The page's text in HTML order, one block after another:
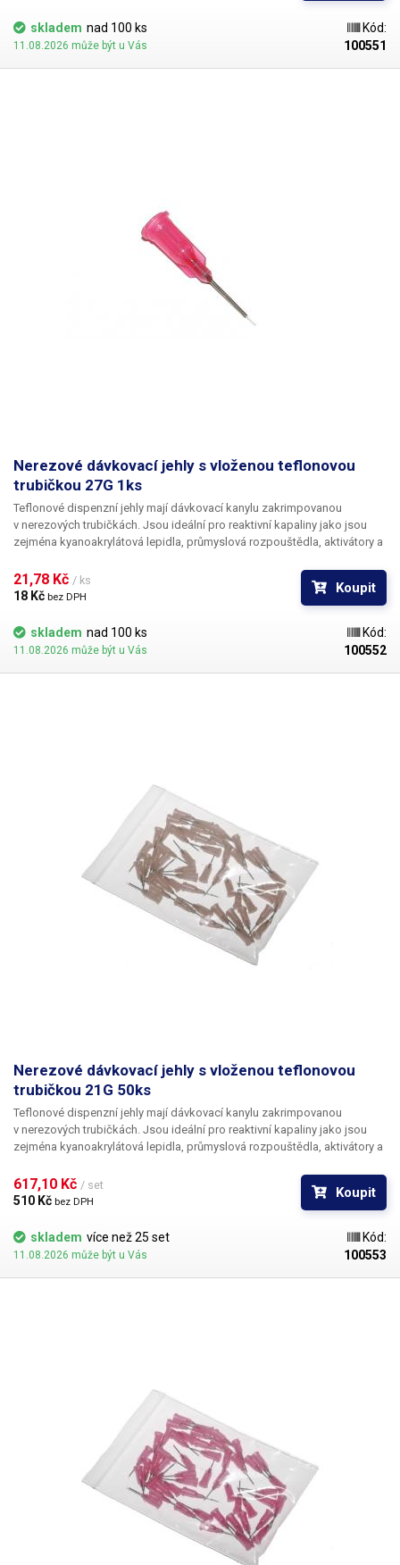
skladem nad 100 ks
11.08.2026 může být u Vás
Kód:
100551
Nerezové dávkovací jehly s vloženou teflonovou
trubičkou 27G 1ks
Teflonové dispenzní jehly mají dávkovací kanylu zakrimpovanou
v nerezových trubičkách. Jsou ideální pro reaktivní kapaliny jako jsou
zejména kyanoakrylátová lepidla, průmyslová rozpouštědla, aktivátory a
vykazuje ještě lepší vlastnosti než PP. Teflonové kanyly netrpí ucpáváním
kyanoakryláty ani při nesouvislém provozu.
21,78 Kč / ks
18 Kč bez DPH
Koupit
skladem nad 100 ks
11.08.2026 může být u Vás
Kód:
100552
Nerezové dávkovací jehly s vloženou teflonovou
trubičkou 21G 50ks
Teflonové dispenzní jehly mají dávkovací kanylu zakrimpovanou
v nerezových trubičkách. Jsou ideální pro reaktivní kapaliny jako jsou
zejména kyanoakrylátová lepidla, průmyslová rozpouštědla, aktivátory a
vykazuje ještě lepší vlastnosti než PP. Teflonové kanyly netrpí ucpáváním
kyanoakryláty ani při nesouvislém provozu.
617,10 Kč / set
510 Kč bez DPH
Koupit
skladem více než 25 set
11.08.2026 může být u Vás
Kód:
100553